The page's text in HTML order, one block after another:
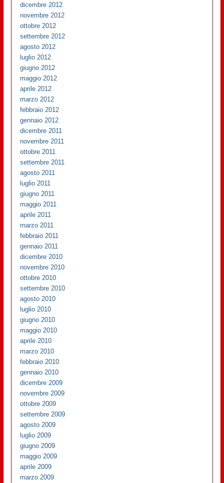
dicembre 2012
novembre 2012
ottobre 2012
settembre 2012
agosto 2012
luglio 2012
giugno 2012
maggio 2012
aprile 2012
marzo 2012
febbraio 2012
gennaio 2012
dicembre 2011
novembre 2011
ottobre 2011
settembre 2011
agosto 2011
luglio 2011
giugno 2011
maggio 2011
aprile 2011
marzo 2011
febbraio 2011
gennaio 2011
dicembre 2010
novembre 2010
ottobre 2010
settembre 2010
agosto 2010
luglio 2010
giugno 2010
maggio 2010
aprile 2010
marzo 2010
febbraio 2010
gennaio 2010
dicembre 2009
novembre 2009
ottobre 2009
settembre 2009
agosto 2009
luglio 2009
giugno 2009
maggio 2009
aprile 2009
marzo 2009